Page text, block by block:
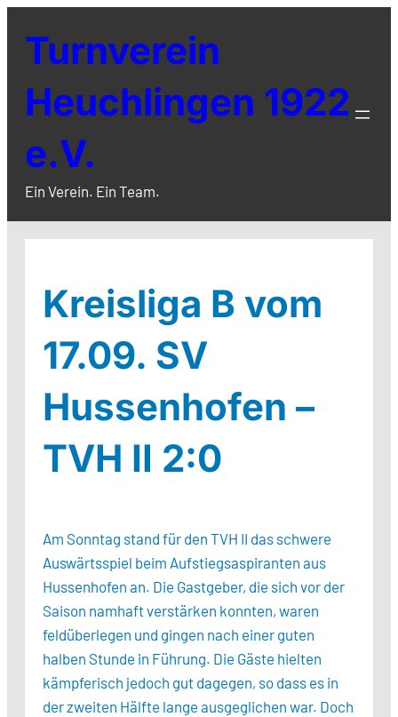
Inhalt
springen
Turnverein
Heuchlingen 1922
e.V.
Ein Verein. Ein Team.
Kreisliga B vom
17.09. SV
Hussenhofen –
TVH II 2:0
Am Sonntag stand für den TVH II das schwere
Auswärtsspiel beim Aufstiegsaspiranten aus
Hussenhofen an. Die Gastgeber, die sich vor der
Saison namhaft verstärken konnten, waren
feldüberlegen und gingen nach einer guten
halben Stunde in Führung. Die Gäste hielten
kämpferisch jedoch gut dagegen, so dass es in
der zweiten Hälfte lange ausgeglichen war. Doch